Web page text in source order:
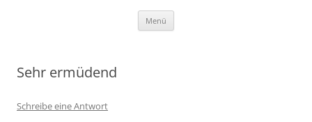
Menü
Sehr ermüdend
Schreibe eine Antwort